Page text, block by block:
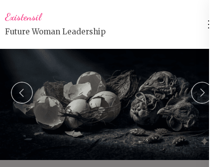
ke
konten
(Tekan
Existensil
Future Woman Leadership
prev